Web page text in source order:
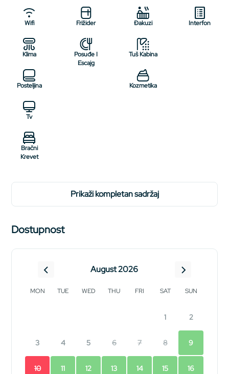
Wifi
Klima
Posteljina
Tv
Bračni
Krevet
Frižider
Posuđe I
Escajg
Đakuzi
Tuš Kabina
Kozmetika
Interfon
prikaži kompletan sadržaj
Dostupnost
August 2026
MON TUE WED THU FRI SAT SUN
1 2
3 4 5 6 7 8 9
10 11 12 13 14 15 16